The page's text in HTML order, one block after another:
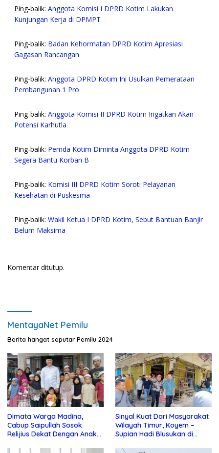
Ping-balik: Anggota Komisi I DPRD Kotim Lakukan
Kunjungan Kerja di DPMPT
Ping-balik: Badan Kehormatan DPRD Kotim Apresiasi
Gagasan Rancangan
Ping-balik: Anggota DPRD Kotim Ini Usulkan Pemerataan
Pembangunan 1 Pro
Ping-balik: Anggota Komisi II DPRD Kotim Ingatkan Akan
Potensi Karhutla
Ping-balik: Pemda Kotim Diminta Anggota DPRD Kotim
Segera Bantu Korban B
Ping-balik: Komisi III DPRD Kotim Soroti Pelayanan
Kesehatan di Puskesma
Ping-balik: Wakil Ketua I DPRD Kotim, Sebut Bantuan Banjir
Belum Maksima
Komentar ditutup.
MentayaNet Pemilu
Berita hangat seputar Pemilu 2024
Dimata Warga Madina,
Cabup Saipullah Sosok
Relijius Dekat Dengan Anak
Sinyal Kuat Dari Masyarakat
Wilayah Timur, Koyem –
Supian Hadi Blusukan di